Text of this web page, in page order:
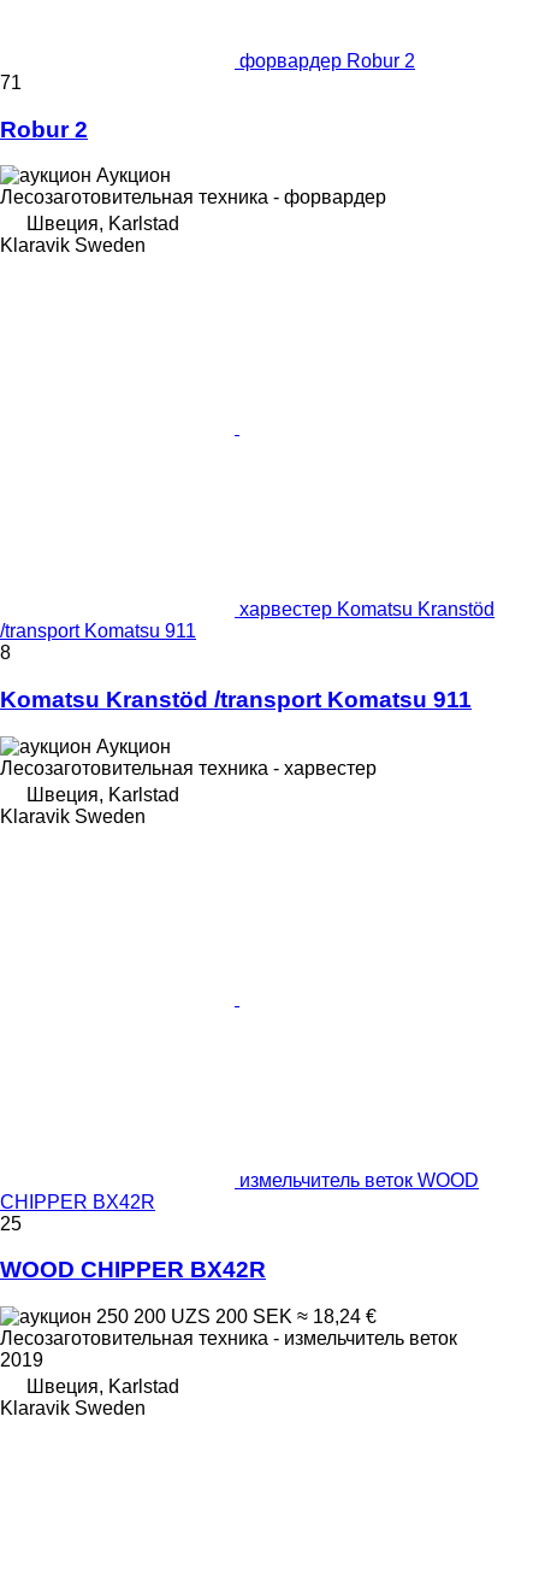
форвардер Robur 2
71
Robur 2
Аукцион
Лесозаготовительная техника - форвардер
Швеция, Karlstad
Klaravik Sweden
харвестер Komatsu Kranstöd
/transport Komatsu 911
8
Komatsu Kranstöd /transport Komatsu 911
Аукцион
Лесозаготовительная техника - харвестер
Швеция, Karlstad
Klaravik Sweden
измельчитель веток WOOD
CHIPPER BX42R
25
WOOD CHIPPER BX42R
250 200 UZS 200 SEK ≈ 18,24 €
Лесозаготовительная техника - измельчитель веток
2019
Швеция, Karlstad
Klaravik Sweden